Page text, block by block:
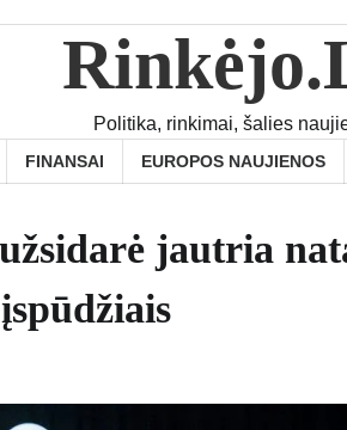
Politika, rinkimai, šalies
FINANSAI EUROPOS NAUJIENOS
jautria